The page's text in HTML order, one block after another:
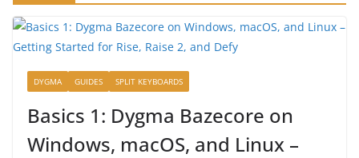
DYGMA GUIDES SPLIT KEYBOARDS
Basics 1: Dygma Bazecore on
Windows, macOS, and Linux –